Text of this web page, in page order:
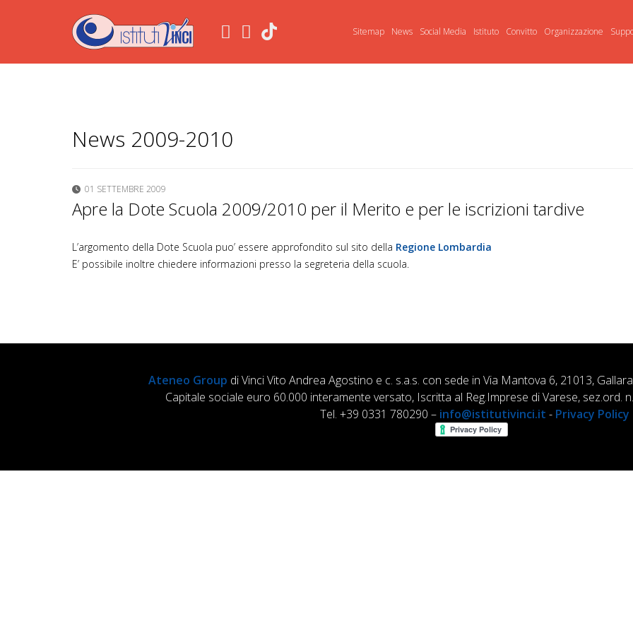
Sitemap News Social Media Istituto Convitto Organizzazione
.
News 2009-2010
01 SETTEMBRE 2009
Apre la Dote Scuola 2009/2010 per il Merito e per le iscrizioni tardive
L’argomento della Dote Scuola puo’ essere approfondito sul sito della Regione Lombardia
E’ possibile inoltre chiedere informazioni presso la segreteria della scuola.
Ateneo Group di Vinci Vito Andrea Agostino e c. s.a.s. con sede in Via Mantova 6, 21013,
Capitale sociale euro 60.000 interamente versato, Iscritta al Reg.Imprese di Varese, sez.ord.
Tel. +39 0331 780290 – info@istitutivinci.it - Privacy Policy